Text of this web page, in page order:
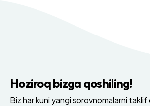
Hoziroq bizga qoshiling!
Biz har kuni yangi sorovnomalarni